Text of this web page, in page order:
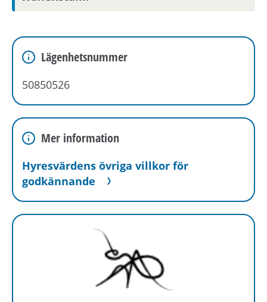
Lägenhetsnummer
50850526
Mer information
Hyresvärdens övriga villkor för
godkännande